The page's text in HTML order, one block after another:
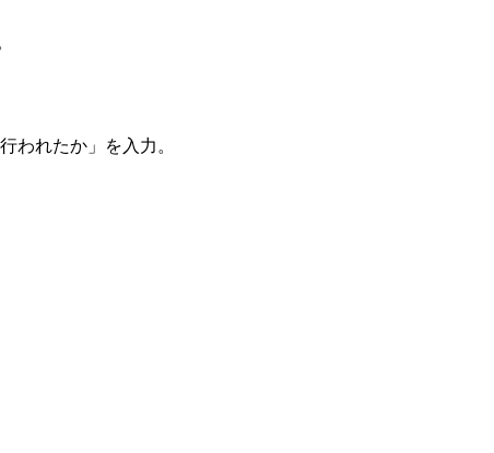
われたか」を入力。